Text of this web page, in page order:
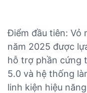
Điểm đầu tiên: Vỏ
năm 2025 được
hỗ trợ phần cứng
5.0 và hệ thống
linh kiện hiệu